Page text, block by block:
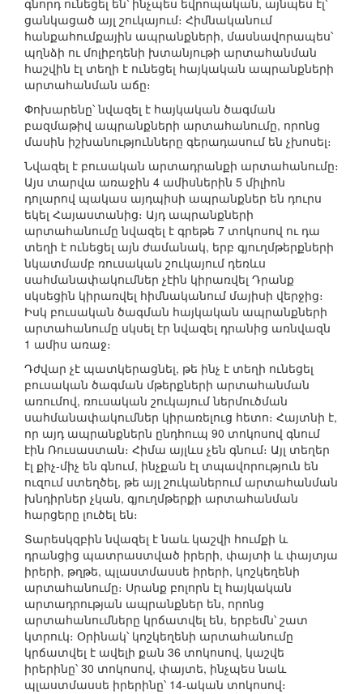
գնորդ ունեցել են՝ ինչպես եվրոպական, այնպես էլ՝
ցանկացած այլ շուկայում։ Հիմնականում
հանքահումքային ապրանքների, մասնավորապես՝
պղնձի ու մոլիբդենի խտանյութի արտահանման
հաշվին էլ տեղի է ունեցել հայկական ապրանքների
արտահանման աճը։
Փոխարենը՝ նվազել է հայկական ծագման
բազմաթիվ ապրանքների արտահանումը, որոնց
մասին իշխանությունները գերադասում են չխոսել։
Նվազել է բուսական արտադրանքի արտահանումը։
Այս տարվա առաջին 4 ամիսներին 5 միլիոն
դոլարով պակաս այդպիսի ապրանքներ են դուրս
եկել Հայաստանից։ Այդ ապրանքների
արտահանումը նվազել է գրեթե 7 տոկոսով ու դա
տեղի է ունեցել այն ժամանակ, երբ գյուղմթերքների
նկատմամբ ռուսական շուկայում դեռևս
սահմանափակումներ չէին կիրառվել Դրանք
սկսեցին կիրառվել հիմնականում մայիսի վերջից։
Իսկ բուսական ծագման հայկական ապրանքների
արտահանումը սկսել էր նվազել դրանից առնվազն
1 ամիս առաջ։
Դժվար չէ պատկերացնել, թե ինչ է տեղի ունեցել
բուսական ծագման մթերքների արտահանման
առումով, ռուսական շուկայում ներմուծման
սահմանափակումներ կիրառելուց հետո։ Հայտնի է,
որ այդ ապրանքներն ընդհուպ 90 տոկոսով գնում
էին Ռուսաստան։ Հիմա այլևս չեն գնում։ Այլ տեղեր
էլ քիչ-միչ են գնում, ինչքան էլ տպավորություն են
ուզում ստեղծել, թե այլ շուկաներում արտահանման
խնդիրներ չկան, գյուղմթերքի արտահանման
հարցերը լուծել են։
Տարեսկզբին նվազել է նաև կաշվի հումքի և
դրանցից պատրաստված իրերի, փայտի և փայտյա
իրերի, թղթե, պլաստմասսե իրերի, կոշկեղենի
արտահանումը։ Սրանք բոլորն էլ հայկական
արտադրության ապրանքներ են, որոնց
արտահանումները կրճատվել են, երբեմն՝ շատ
կտրուկ։ Օրինակ՝ կոշկեղենի արտահանումը
կրճատվել է ավելի քան 36 տոկոսով, կաշվե
իրերինը՝ 30 տոկոսով, փայտե, ինչպես նաև
պլաստմասսե իրերինը՝ 14-ական տոկոսով։